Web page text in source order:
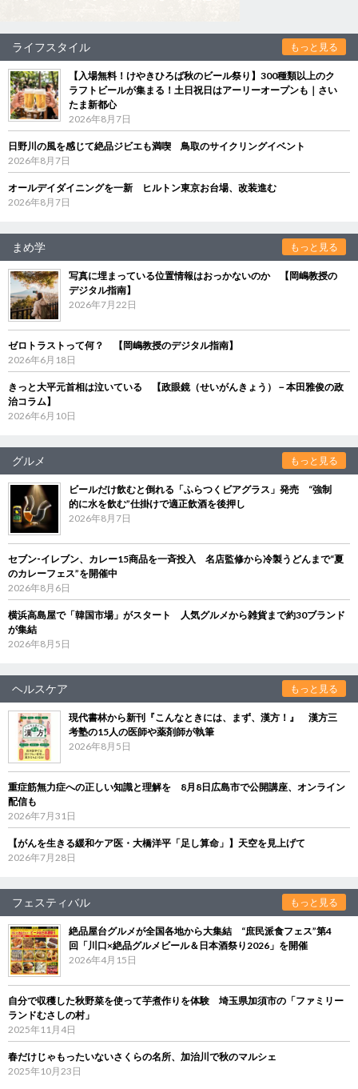
ライフスタイル もっと見る
【入場無料！けやきひろば秋のビール祭り】300種類以上のク
ラフトビールが集まる！土日祝日はアーリーオープンも｜さい
たま新都心
2026年8月7日
日野川の風を感じて絶品ジビエも満喫 鳥取のサイクリングイベント
2026年8月7日
オールデイダイニングを一新 ヒルトン東京お台場、改装進む
2026年8月7日
まめ学 もっと見る
写真に埋まっている位置情報はおっかないのか 【岡嶋教授の
デジタル指南】
2026年7月22日
ゼロトラストって何？ 【岡嶋教授のデジタル指南】
2026年6月18日
きっと大平元首相は泣いている 【政眼鏡（せいがんきょう）－本田雅俊の政
治コラム】
2026年6月10日
グルメ もっと見る
ビールだけ飲むと倒れる「ふらつくビアグラス」発売 “強制
的に水を飲む”仕掛けで適正飲酒を後押し
2026年8月7日
セブン‐イレブン、カレー15商品を一斉投入 名店監修から冷製うどんまで“夏
のカレーフェス”を開催中
2026年8月6日
横浜高島屋で「韓国市場」がスタート 人気グルメから雑貨まで約30ブランド
が集結
2026年8月5日
ヘルスケア もっと見る
現代書林から新刊『こんなときには、まず、漢方！』 漢方三
考塾の15人の医師や薬剤師が執筆
2026年8月5日
重症筋無力症への正しい知識と理解を 8月8日広島市で公開講座、オンライン
配信も
2026年7月31日
【がんを生きる緩和ケア医・大橋洋平「足し算命」】天空を見上げて
2026年7月28日
フェスティバル もっと見る
絶品屋台グルメが全国各地から大集結 “庶民派食フェス”第4
回「川口×絶品グルメビール＆日本酒祭り2026」を開催
2026年4月15日
自分で収穫した秋野菜を使って芋煮作りを体験 埼玉県加須市の「ファミリー
ランドむさしの村」
2025年11月4日
春だけじゃもったいないさくらの名所、加治川で秋のマルシェ
2025年10月23日